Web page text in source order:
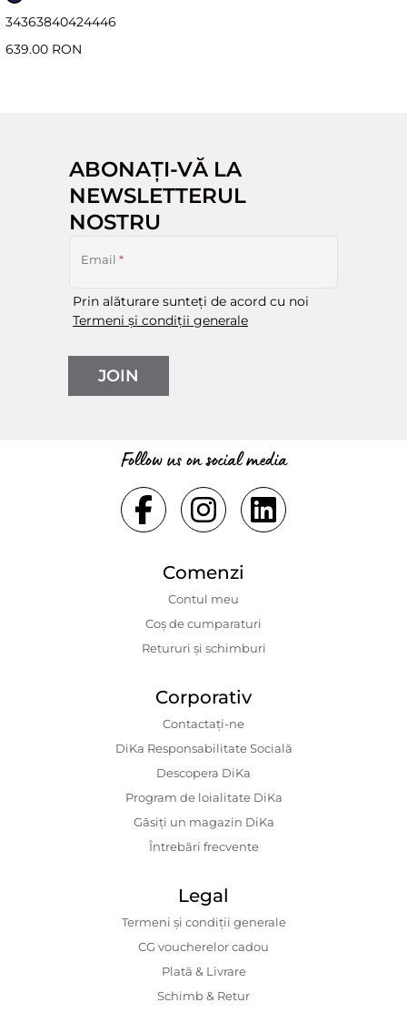
34363840424446
639.00 RON
ABONAȚI-VĂ LA
NEWSLETTERUL
NOSTRU
Email *
Prin alăturare sunteți de acord cu noi
Termeni și condiții generale
JOIN
Follow us on social media
Comenzi
Contul meu
Coș de cumparaturi
Retururi și schimburi
Corporativ
Contactaţi-ne
DiKa Responsabilitate Socială
Descopera DiKa
Program de loialitate DiKa
Găsiți un magazin DiKa
Întrebări frecvente
Legal
Termeni și condiții generale
CG voucherelor cadou
Plată & Livrare
Schimb & Retur